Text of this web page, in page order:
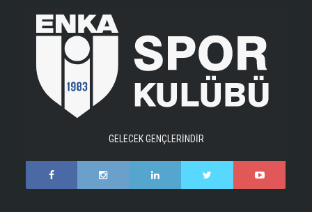
GELECEK GENÇLERİNDİR